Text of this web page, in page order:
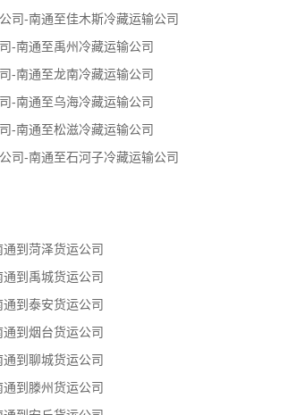
司-南通至佳木斯冷藏运输公司
-南通至禹州冷藏运输公司
-南通至龙南冷藏运输公司
-南通至乌海冷藏运输公司
-南通至松滋冷藏运输公司
司-南通至石河子冷藏运输公司
到菏泽货运公司
到禹城货运公司
到泰安货运公司
到烟台货运公司
到聊城货运公司
到滕州货运公司